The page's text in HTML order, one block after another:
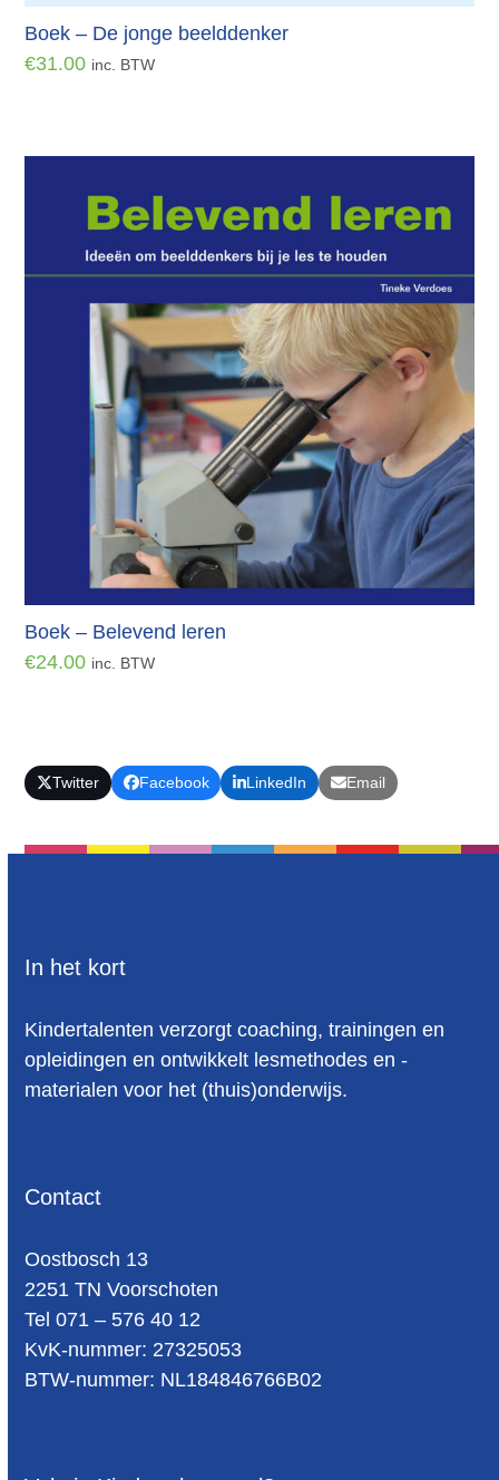
Boek – De jonge beelddenker
€31.00 inc. BTW
Boek – Belevend leren
€24.00 inc. BTW
Twitter Facebook LinkedIn Email
In het kort
Kindertalenten verzorgt coaching, trainingen en
opleidingen en ontwikkelt lesmethodes en -
materialen voor het (thuis)onderwijs.
Contact
Oost­bosch 13
2251 TN Voorschoten
Tel 071 – 576 40 12
KvK-nummer: 27325053
BTW-num­mer: NL184846766B02